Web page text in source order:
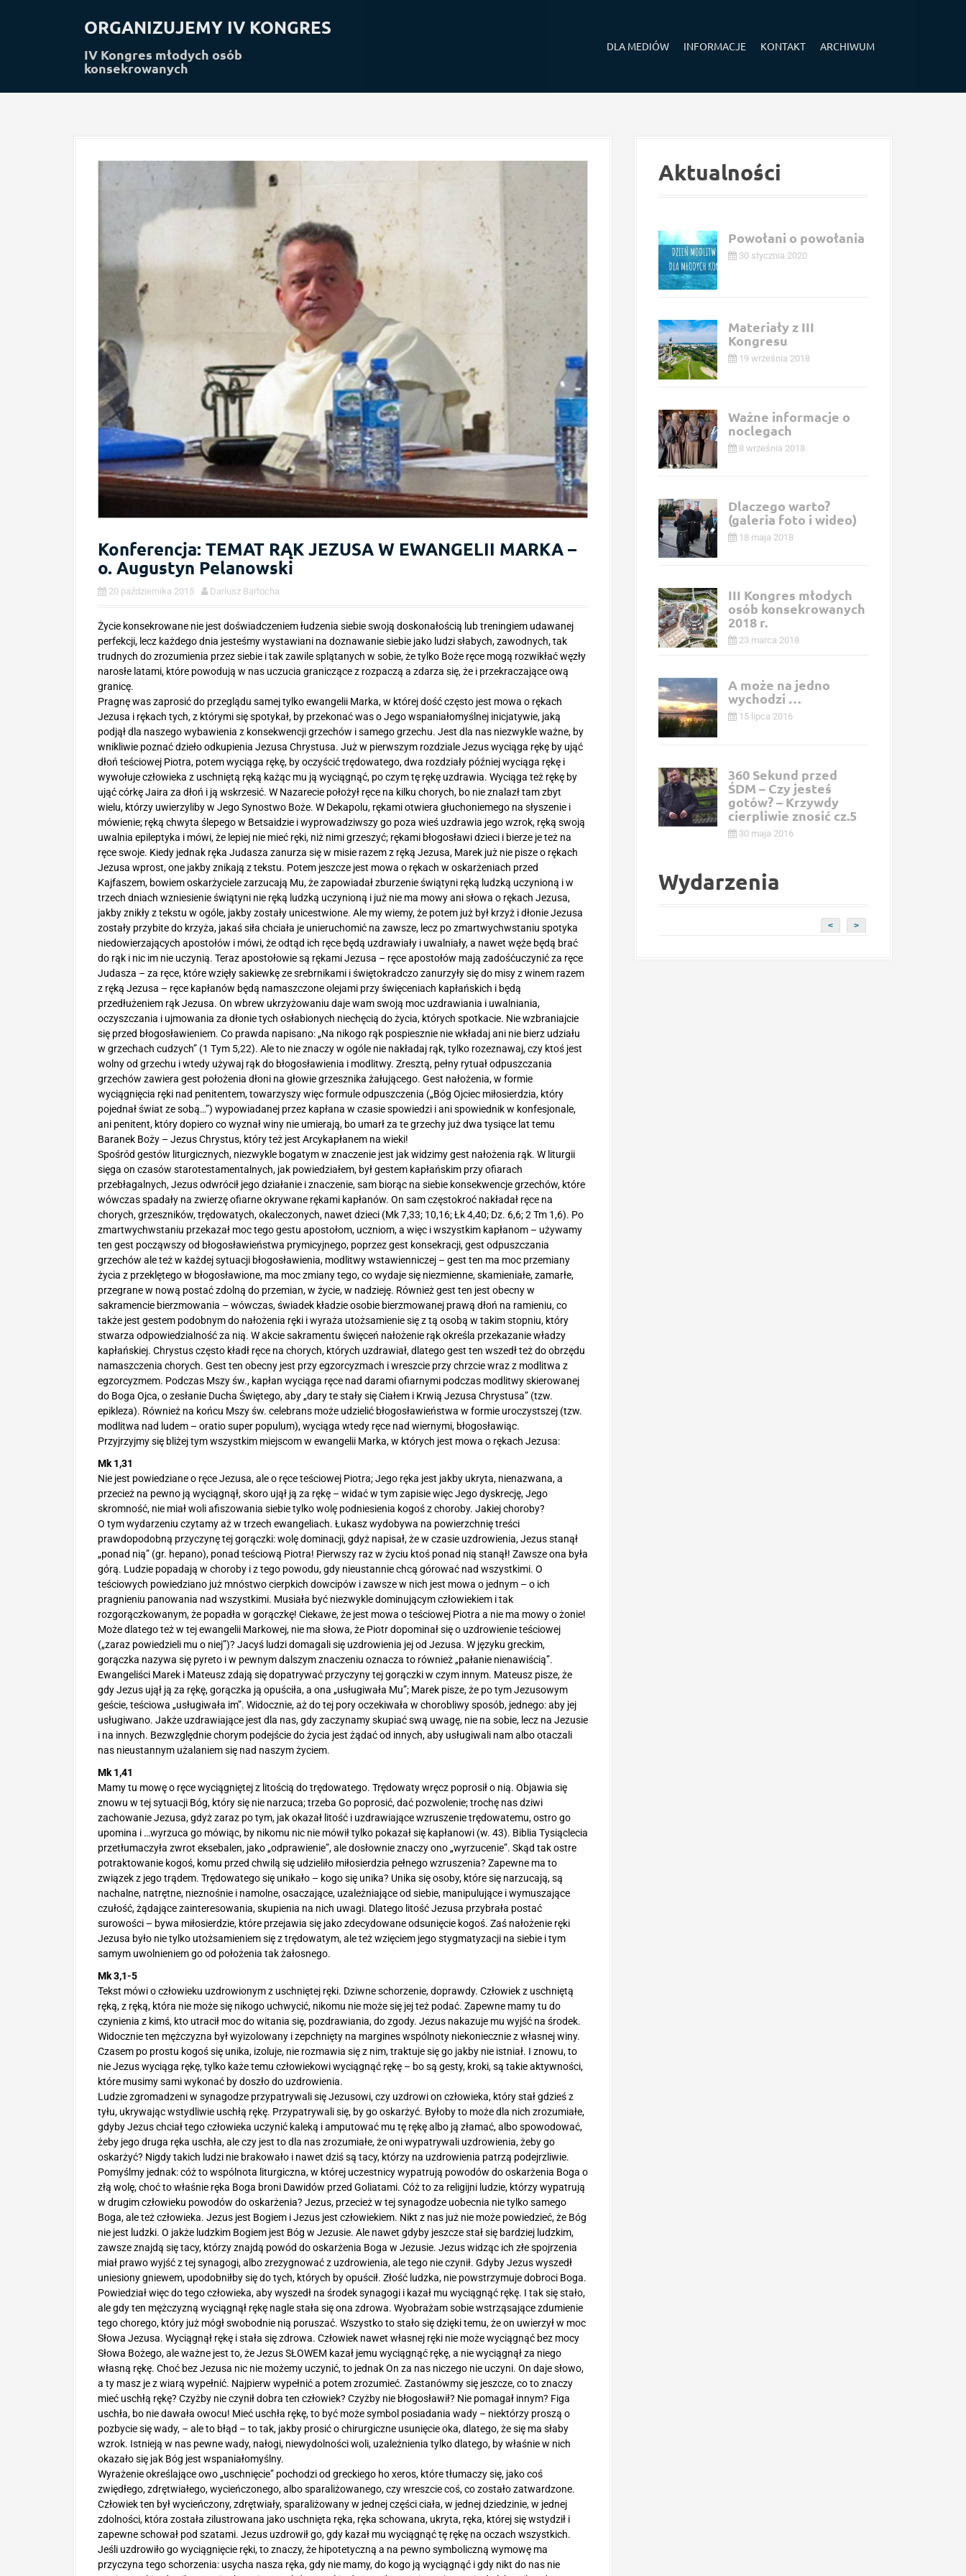
ORGANIZUJEMY IV KONGRES
IV Kongres młodych osób
konsekrowanych
DLA MEDIÓW INFORMACJE KONTAKT ARCHIWUM
Konferencja: TEMAT RĄK JEZUSA W EWANGELII MARKA –
o. Augustyn Pelanowski
20 października 2015 Dariusz Bartocha
Życie konsekrowane nie jest doświadczeniem łudzenia siebie swoją doskonałością lub treningiem udawanej
perfekcji, lecz każdego dnia jesteśmy wystawiani na doznawanie siebie jako ludzi słabych, zawodnych, tak
trudnych do zrozumienia przez siebie i tak zawile splątanych w sobie, że tylko Boże ręce mogą rozwikłać węzły
narosłe latami, które powodują w nas uczucia graniczące z rozpaczą a zdarza się, że i przekraczające ową
granicę.
Pragnę was zaprosić do przeglądu samej tylko ewangelii Marka, w której dość często jest mowa o rękach
Jezusa i rękach tych, z którymi się spotykał, by przekonać was o Jego wspaniałomyślnej inicjatywie, jaką
podjął dla naszego wybawienia z konsekwencji grzechów i samego grzechu. Jest dla nas niezwykle ważne, by
wnikliwie poznać dzieło odkupienia Jezusa Chrystusa. Już w pierwszym rozdziale Jezus wyciąga rękę by ująć
dłoń teściowej Piotra, potem wyciąga rękę, by oczyścić trędowatego, dwa rozdziały później wyciąga rękę i
wywołuje człowieka z uschniętą ręką każąc mu ją wyciągnąć, po czym tę rękę uzdrawia. Wyciąga też rękę by
ująć córkę Jaira za dłoń i ją wskrzesić. W Nazarecie położył ręce na kilku chorych, bo nie znalazł tam zbyt
wielu, którzy uwierzyliby w Jego Synostwo Boże. W Dekapolu, rękami otwiera głuchoniemego na słyszenie i
mówienie; ręką chwyta ślepego w Betsaidzie i wyprowadziwszy go poza wieś uzdrawia jego wzrok, ręką swoją
uwalnia epileptyka i mówi, że lepiej nie mieć ręki, niż nimi grzeszyć; rękami błogosławi dzieci i bierze je też na
ręce swoje. Kiedy jednak ręka Judasza zanurza się w misie razem z ręką Jezusa, Marek już nie pisze o rękach
Jezusa wprost, one jakby znikają z tekstu. Potem jeszcze jest mowa o rękach w oskarżeniach przed
Kajfaszem, bowiem oskarżyciele zarzucają Mu, że zapowiadał zburzenie świątyni ręką ludzką uczynioną i w
trzech dniach wzniesienie świątyni nie ręką ludzką uczynioną i już nie ma mowy ani słowa o rękach Jezusa,
jakby znikły z tekstu w ogóle, jakby zostały unicestwione. Ale my wiemy, że potem już był krzyż i dłonie Jezusa
zostały przybite do krzyża, jakaś siła chciała je unieruchomić na zawsze, lecz po zmartwychwstaniu spotyka
niedowierzających apostołów i mówi, że odtąd ich ręce będą uzdrawiały i uwalniały, a nawet węże będą brać
do rąk i nic im nie uczynią. Teraz apostołowie są rękami Jezusa – ręce apostołów mają zadośćuczynić za ręce
Judasza – za ręce, które wzięły sakiewkę ze srebrnikami i świętokradczo zanurzyły się do misy z winem razem
z ręką Jezusa – ręce kapłanów będą namaszczone olejami przy święceniach kapłańskich i będą
przedłużeniem rąk Jezusa. On wbrew ukrzyżowaniu daje wam swoją moc uzdrawiania i uwalniania,
oczyszczania i ujmowania za dłonie tych osłabionych niechęcią do życia, których spotkacie. Nie wzbraniajcie
się przed błogosławieniem. Co prawda napisano: „Na nikogo rąk pospiesznie nie wkładaj ani nie bierz udziału
w grzechach cudzych” (1 Tym 5,22). Ale to nie znaczy w ogóle nie nakładaj rąk, tylko rozeznawaj, czy ktoś jest
wolny od grzechu i wtedy używaj rąk do błogosławienia i modlitwy. Zresztą, pełny rytuał odpuszczania
grzechów zawiera gest położenia dłoni na głowie grzesznika żałującego. Gest nałożenia, w formie
wyciągnięcia ręki nad penitentem, towarzyszy więc formule odpuszczenia („Bóg Ojciec miłosierdzia, który
pojednał świat ze sobą…”) wypowiadanej przez kapłana w czasie spowiedzi i ani spowiednik w konfesjonale,
ani penitent, który dopiero co wyznał winy nie umierają, bo umarł za te grzechy już dwa tysiące lat temu
Baranek Boży – Jezus Chrystus, który też jest Arcykapłanem na wieki!
Spośród gestów liturgicznych, niezwykle bogatym w znaczenie jest jak widzimy gest nałożenia rąk. W liturgii
sięga on czasów starotestamentalnych, jak powiedziałem, był gestem kapłańskim przy ofiarach
przebłagalnych, Jezus odwrócił jego działanie i znaczenie, sam biorąc na siebie konsekwencje grzechów, które
wówczas spadały na zwierzę ofiarne okrywane rękami kapłanów. On sam częstokroć nakładał ręce na
chorych, grzeszników, trędowatych, okaleczonych, nawet dzieci (Mk 7,33; 10,16; Łk 4,40; Dz. 6,6; 2 Tm 1,6). Po
zmartwychwstaniu przekazał moc tego gestu apostołom, uczniom, a więc i wszystkim kapłanom – używamy
ten gest począwszy od błogosławieństwa prymicyjnego, poprzez gest konsekracji, gest odpuszczania
grzechów ale też w każdej sytuacji błogosławienia, modlitwy wstawienniczej – gest ten ma moc przemiany
życia z przeklętego w błogosławione, ma moc zmiany tego, co wydaje się niezmienne, skamieniałe, zamarłe,
przegrane w nową postać zdolną do przemian, w życie, w nadzieję. Również gest ten jest obecny w
sakramencie bierzmowania – wówczas, świadek kładzie osobie bierzmowanej prawą dłoń na ramieniu, co
także jest gestem podobnym do nałożenia ręki i wyraża utożsamienie się z tą osobą w takim stopniu, który
stwarza odpowiedzialność za nią. W akcie sakramentu święceń nałożenie rąk określa przekazanie władzy
kapłańskiej. Chrystus często kładł ręce na chorych, których uzdrawiał, dlatego gest ten wszedł też do obrzędu
namaszczenia chorych. Gest ten obecny jest przy egzorcyzmach i wreszcie przy chrzcie wraz z modlitwa z
egzorcyzmem. Podczas Mszy św., kapłan wyciąga ręce nad darami ofiarnymi podczas modlitwy skierowanej
do Boga Ojca, o zesłanie Ducha Świętego, aby „dary te stały się Ciałem i Krwią Jezusa Chrystusa” (tzw.
epikleza). Również na końcu Mszy św. celebrans może udzielić błogosławieństwa w formie uroczystszej (tzw.
modlitwa nad ludem – oratio super populum), wyciąga wtedy ręce nad wiernymi, błogosławiąc.
Przyjrzyjmy się bliżej tym wszystkim miejscom w ewangelii Marka, w których jest mowa o rękach Jezusa:
Mk 1,31
Nie jest powiedziane o ręce Jezusa, ale o ręce teściowej Piotra; Jego ręka jest jakby ukryta, nienazwana, a
przecież na pewno ją wyciągnął, skoro ujął ją za rękę – widać w tym zapisie więc Jego dyskrecję, Jego
skromność, nie miał woli afiszowania siebie tylko wolę podniesienia kogoś z choroby. Jakiej choroby?
O tym wydarzeniu czytamy aż w trzech ewangeliach. Łukasz wydobywa na powierzchnię treści
prawdopodobną przyczynę tej gorączki: wolę dominacji, gdyż napisał, że w czasie uzdrowienia, Jezus stanął
„ponad nią” (gr. hepano), ponad teściową Piotra! Pierwszy raz w życiu ktoś ponad nią stanął! Zawsze ona była
górą. Ludzie popadają w choroby i z tego powodu, gdy nieustannie chcą górować nad wszystkimi. O
teściowych powiedziano już mnóstwo cierpkich dowcipów i zawsze w nich jest mowa o jednym – o ich
pragnieniu panowania nad wszystkimi. Musiała być niezwykle dominującym człowiekiem i tak
rozgorączkowanym, że popadła w gorączkę! Ciekawe, że jest mowa o teściowej Piotra a nie ma mowy o żonie!
Może dlatego też w tej ewangelii Markowej, nie ma słowa, że Piotr dopominał się o uzdrowienie teściowej
(„zaraz powiedzieli mu o niej”)? Jacyś ludzi domagali się uzdrowienia jej od Jezusa. W języku greckim,
gorączka nazywa się pyreto i w pewnym dalszym znaczeniu oznacza to również „pałanie nienawiścią”.
Ewangeliści Marek i Mateusz zdają się dopatrywać przyczyny tej gorączki w czym innym. Mateusz pisze, że
gdy Jezus ujął ją za rękę, gorączka ją opuściła, a ona „usługiwała Mu”; Marek pisze, że po tym Jezusowym
geście, teściowa „usługiwała im”. Widocznie, aż do tej pory oczekiwała w chorobliwy sposób, jednego: aby jej
usługiwano. Jakże uzdrawiające jest dla nas, gdy zaczynamy skupiać swą uwagę, nie na sobie, lecz na Jezusie
i na innych. Bezwzględnie chorym podejście do życia jest żądać od innych, aby usługiwali nam albo otaczali
nas nieustannym użalaniem się nad naszym życiem.
Mk 1,41
Mamy tu mowę o ręce wyciągniętej z litością do trędowatego. Trędowaty wręcz poprosił o nią. Objawia się
znowu w tej sytuacji Bóg, który się nie narzuca; trzeba Go poprosić, dać pozwolenie; trochę nas dziwi
zachowanie Jezusa, gdyż zaraz po tym, jak okazał litość i uzdrawiające wzruszenie trędowatemu, ostro go
upomina i …wyrzuca go mówiąc, by nikomu nic nie mówił tylko pokazał się kapłanowi (w. 43). Biblia Tysiąclecia
przetłumaczyła zwrot eksebalen, jako „odprawienie”, ale dosłownie znaczy ono „wyrzucenie”. Skąd tak ostre
potraktowanie kogoś, komu przed chwilą się udzieliło miłosierdzia pełnego wzruszenia? Zapewne ma to
związek z jego trądem. Trędowatego się unikało – kogo się unika? Unika się osoby, które się narzucają, są
nachalne, natrętne, nieznośnie i namolne, osaczające, uzależniające od siebie, manipulujące i wymuszające
czułość, żądające zainteresowania, skupienia na nich uwagi. Dlatego litość Jezusa przybrała postać
surowości – bywa miłosierdzie, które przejawia się jako zdecydowane odsunięcie kogoś. Zaś nałożenie ręki
Jezusa było nie tylko utożsamieniem się z trędowatym, ale też wzięciem jego stygmatyzacji na siebie i tym
samym uwolnieniem go od położenia tak żałosnego.
Mk 3,1-5
Tekst mówi o człowieku uzdrowionym z uschniętej ręki. Dziwne schorzenie, doprawdy. Człowiek z uschniętą
ręką, z ręką, która nie może się nikogo uchwycić, nikomu nie może się jej też podać. Zapewne mamy tu do
czynienia z kimś, kto utracił moc do witania się, pozdrawiania, do zgody. Jezus nakazuje mu wyjść na środek.
Widocznie ten mężczyzna był wyizolowany i zepchnięty na margines wspólnoty niekoniecznie z własnej winy.
Czasem po prostu kogoś się unika, izoluje, nie rozmawia się z nim, traktuje się go jakby nie istniał. I znowu, to
nie Jezus wyciąga rękę, tylko każe temu człowiekowi wyciągnąć rękę – bo są gesty, kroki, są takie aktywności,
które musimy sami wykonać by doszło do uzdrowienia.
Ludzie zgromadzeni w synagodze przypatrywali się Jezusowi, czy uzdrowi on człowieka, który stał gdzieś z
tyłu, ukrywając wstydliwie uschłą rękę. Przypatrywali się, by go oskarżyć. Byłoby to może dla nich zrozumiałe,
gdyby Jezus chciał tego człowieka uczynić kaleką i amputować mu tę rękę albo ją złamać, albo spowodować,
żeby jego druga ręka uschła, ale czy jest to dla nas zrozumiałe, że oni wypatrywali uzdrowienia, żeby go
oskarżyć? Nigdy takich ludzi nie brakowało i nawet dziś są tacy, którzy na uzdrowienia patrzą podejrzliwie.
Pomyślmy jednak: cóż to wspólnota liturgiczna, w której uczestnicy wypatrują powodów do oskarżenia Boga o
złą wolę, choć to właśnie ręka Boga broni Dawidów przed Goliatami. Cóż to za religijni ludzie, którzy wypatrują
w drugim człowieku powodów do oskarżenia? Jezus, przecież w tej synagodze uobecnia nie tylko samego
Boga, ale też człowieka. Jezus jest Bogiem i Jezus jest człowiekiem. Nikt z nas już nie może powiedzieć, że Bóg
nie jest ludzki. O jakże ludzkim Bogiem jest Bóg w Jezusie. Ale nawet gdyby jeszcze stał się bardziej ludzkim,
zawsze znajdą się tacy, którzy znajdą powód do oskarżenia Boga w Jezusie. Jezus widząc ich złe spojrzenia
miał prawo wyjść z tej synagogi, albo zrezygnować z uzdrowienia, ale tego nie czynił. Gdyby Jezus wyszedł
uniesiony gniewem, upodobniłby się do tych, których by opuścił. Złość ludzka, nie powstrzymuje dobroci Boga.
Powiedział więc do tego człowieka, aby wyszedł na środek synagogi i kazał mu wyciągnąć rękę. I tak się stało,
ale gdy ten mężczyzną wyciągnął rękę nagle stała się ona zdrowa. Wyobrażam sobie wstrząsające zdumienie
tego chorego, który już mógł swobodnie nią poruszać. Wszystko to stało się dzięki temu, że on uwierzył w moc
Słowa Jezusa. Wyciągnął rękę i stała się zdrowa. Człowiek nawet własnej ręki nie może wyciągnąć bez mocy
Słowa Bożego, ale ważne jest to, że Jezus SŁOWEM kazał jemu wyciągnąć rękę, a nie wyciągnął za niego
własną rękę. Choć bez Jezusa nic nie możemy uczynić, to jednak On za nas niczego nie uczyni. On daje słowo,
a ty masz je z wiarą wypełnić. Najpierw wypełnić a potem zrozumieć. Zastanówmy się jeszcze, co to znaczy
mieć uschłą rękę? Czyżby nie czynił dobra ten człowiek? Czyżby nie błogosławił? Nie pomagał innym? Figa
uschła, bo nie dawała owocu! Mieć uschła rękę, to być może symbol posiadania wady – niektórzy proszą o
pozbycie się wady, – ale to błąd – to tak, jakby prosić o chirurgiczne usunięcie oka, dlatego, że się ma słaby
wzrok. Istnieją w nas pewne wady, nałogi, niewydolności woli, uzależnienia tylko dlatego, by właśnie w nich
okazało się jak Bóg jest wspaniałomyślny.
Wyrażenie określające owo „uschnięcie” pochodzi od greckiego ho xeros, które tłumaczy się, jako coś
zwiędłego, zdrętwiałego, wycieńczonego, albo sparaliżowanego, czy wreszcie coś, co zostało zatwardzone.
Człowiek ten był wycieńczony, zdrętwiały, sparaliżowany w jednej części ciała, w jednej dziedzinie, w jednej
zdolności, która została zilustrowana jako uschnięta ręka, ręka schowana, ukryta, ręka, której się wstydził i
zapewne schował pod szatami. Jezus uzdrowił go, gdy kazał mu wyciągnąć tę rękę na oczach wszystkich.
Jeśli uzdrowiło go wyciągnięcie ręki, to znaczy, że hipotetyczną a na pewno symboliczną wymowę ma
przyczyna tego schorzenia: usycha nasza ręka, gdy nie mamy, do kogo ją wyciągnąć i gdy nikt do nas nie
Aktualności
Powołani o powołania
30 stycznia 2020
Materiały z III
Kongresu
19 września 2018
Ważne informacje o
noclegach
8 września 2018
Dlaczego warto?
(galeria foto i wideo)
18 maja 2018
III Kongres młodych
osób konsekrowanych
2018 r.
23 marca 2018
A może na jedno
wychodzi …
15 lipca 2016
360 Sekund przed
ŚDM – Czy jesteś
gotów? – Krzywdy
cierpliwie znosić cz.5
30 maja 2016
Wydarzenia
< >